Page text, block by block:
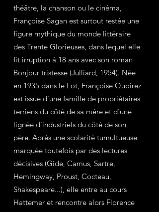
théâtre, la chanson ou le cinéma,
Françoise Sagan est surtout restée une
figure mythique du monde littéraire
des Trente Glorieuses, dans lequel elle
fit irruption à 18 ans avec son roman
Bonjour tristesse (Julliard, 1954). Née
en 1935 dans le Lot, Françoise Quoirez
est issue d'une famille de propriétaires
terriens du côté de sa mère et d'une
lignée d'industriels du côté de son
père. Après une scolarité tumultueuse
marquée toutefois par des lectures
décisives (Gide, Camus, Sartre,
Hemingway, Proust, Cocteau,
Shakespeare...), elle entre au cours
Hattemer et rencontre alors Florence